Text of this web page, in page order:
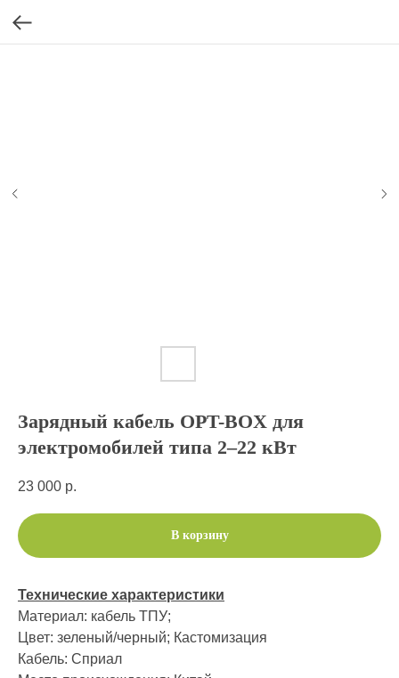
Зарядный кабель OPT-BOX для
электромобилей типа 2–22 кВт
23 000 р.
В корзину
Технические характеристики
Материал: кабель ТПУ;
Цвет: зеленый/черный; Кастомизация
Кабель: Сприал